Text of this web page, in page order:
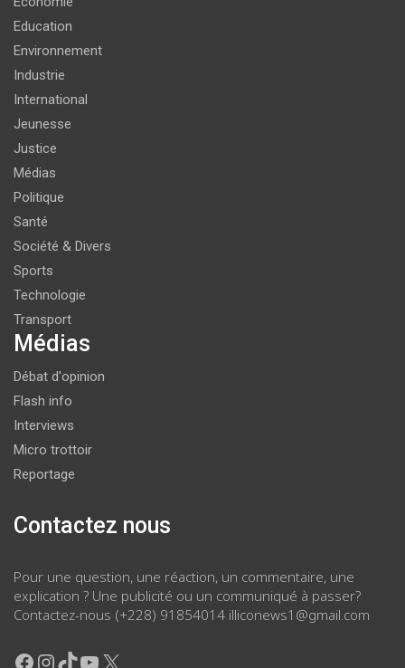
Education
Environnement
Industrie
International
Jeunesse
Justice
Médias
Politique
Santé
Société & Divers
Sports
Technologie
Transport
Médias
Débat d'opinion
Flash info
Interviews
Micro trottoir
Reportage
Contactez nous
Pour une question, une réaction, un commentaire, une
explication ? Une publicité ou un communiqué à passer?
Contactez-nous (+228) 91854014 illiconews1@gmail.com
Facebook
Instagram
TikTok
YouTube
X